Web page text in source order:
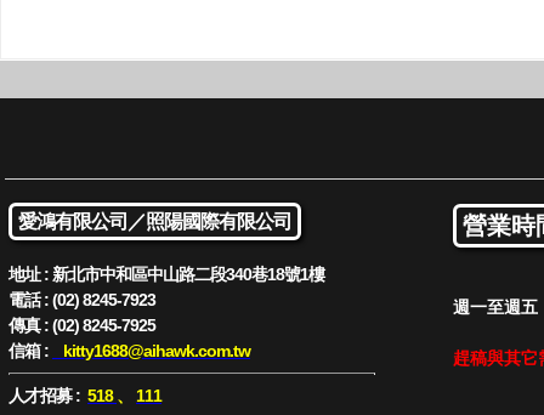
愛鴻有限公司／照陽國際有限公司
地址 : 新北市中和區中山路二段340巷18號1樓
電話 : (02) 8245-7923
傳真 : (02) 8245-7925
信箱 :
kitty1688@aihawk.com.tw
人才招募 : 518、 111
營業時
週一至週
趕稿與其它